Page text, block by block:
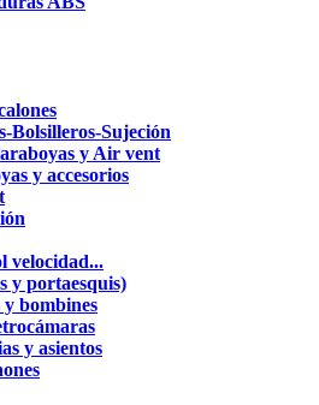
Bolsilleros-Sujeción
y Air vent
y accesorios
velocidad...
y portaesquis)
bombines
y asientos